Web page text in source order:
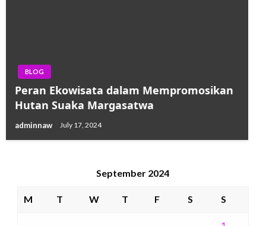
BLOG
Peran Ekowisata dalam Mempromosikan
Hutan Suaka Margasatwa
adminnaw July 17, 2024
September 2024
M T W T F S S